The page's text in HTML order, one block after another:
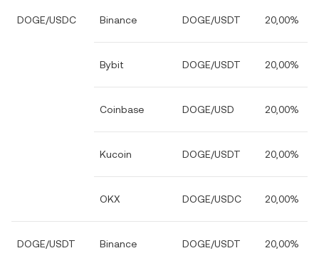
DOGE/USDC Binance DOGE/USDT 20,00%
Bybit DOGE/USDT 20,00%
Coinbase DOGE/USD 20,00%
Kucoin DOGE/USDT 20,00%
OKX DOGE/USDC 20,00%
DOGE/USDT Binance DOGE/USDT 20,00%